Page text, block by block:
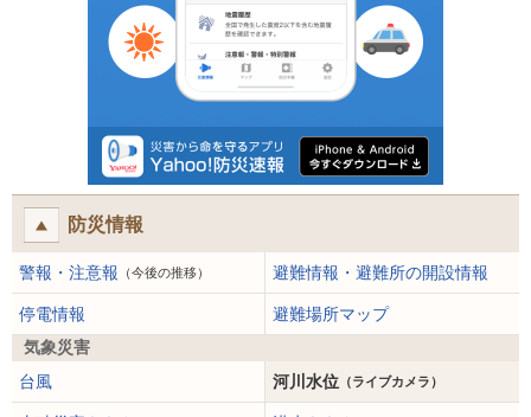
防災情報
警報・注意報 （今後の推移） 避難情報・避難所の開設情報
停電情報
避難場所マップ
気象災害
台風
河川水位 （ライブカメラ）